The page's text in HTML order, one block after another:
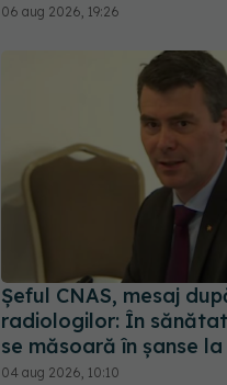
06 aug 2026, 19:26
Șeful CNAS, mesaj
radiologilor: În
se măsoară în șanse
04 aug 2026, 10:10